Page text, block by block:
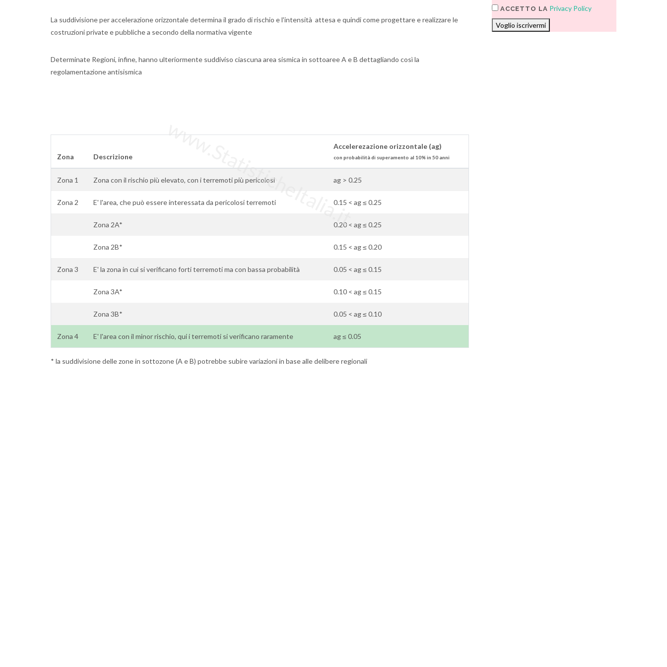
La suddivisione per accelerazione orizzontale determina il grado di rischio e l'intensità attesa e quindi come progettare e realizzare le
costruzioni private e pubbliche a secondo della normativa vigente
Determinate Regioni, infine, hanno ulteriormente suddiviso ciascuna area sismica in sottoaree A e B dettagliando così la
regolamentazione antisismica
Zona Descrizione
Accelerezazione orizzontale (ag)
con probabilità di superamento al 10% in 50 anni
Zona 1 Zona con il rischio più elevato, con i terremoti più pericolosi ag > 0.25
Zona 2 E' l'area, che può essere interessata da pericolosi terremoti 0.15 < ag ≤ 0.25
Zona 2A* 0.20 < ag ≤ 0.25
Zona 2B* 0.15 < ag ≤ 0.20
Zona 3 E' la zona in cui si verificano forti terremoti ma con bassa probabilità 0.05 < ag ≤ 0.15
Zona 3A* 0.10 < ag ≤ 0.15
Zona 3B* 0.05 < ag ≤ 0.10
Zona 4 E' l'area con il minor rischio, qui i terremoti si verificano raramente ag ≤ 0.05
www.StatisticheItalia.it
* la suddivisione delle zone in sottozone (A e B) potrebbe subire variazioni in base alle delibere regionali
ACCETTO LA Privacy Policy
Voglio iscrivermi